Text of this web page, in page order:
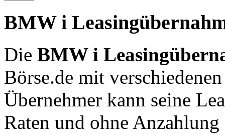
BMW i
Die BMW i
Börse.de mit
Übernehmer kann seine
Raten und ohne